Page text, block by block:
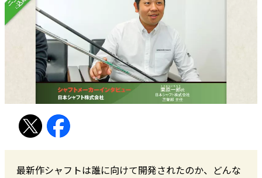
最新作シャフトは誰に向けて開発されたのか、どんな